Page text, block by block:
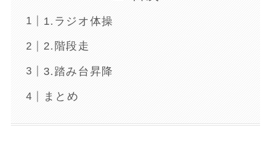
1.ラジオ体操
2.階段走
3.踏み台昇降
まとめ